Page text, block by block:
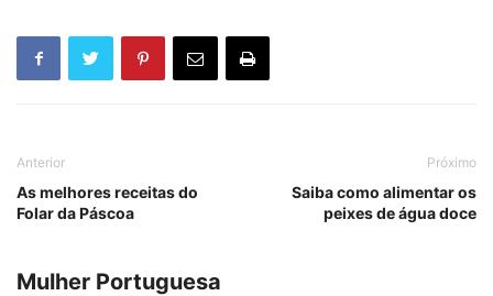
Anterior
As melhores receitas do
Folar da Páscoa
Próximo
Saiba como alimentar os
peixes de água doce
Mulher Portuguesa